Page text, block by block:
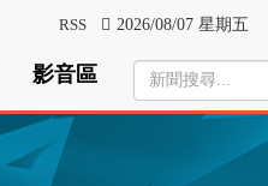
RSS 2026/08/07 星期五
影音區